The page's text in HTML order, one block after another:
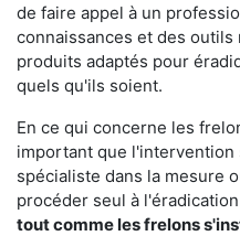
de faire appel à un
connaissances et des
produits adaptés pour
quels qu'ils soient.
En ce qui concerne les
important que l'intervention
spécialiste dans la mesure
procéder seul à
tout comme les frelons